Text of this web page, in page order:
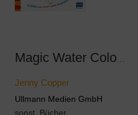
Jenny Copper
Ullmann Medien GmbH
sonst. Bücher